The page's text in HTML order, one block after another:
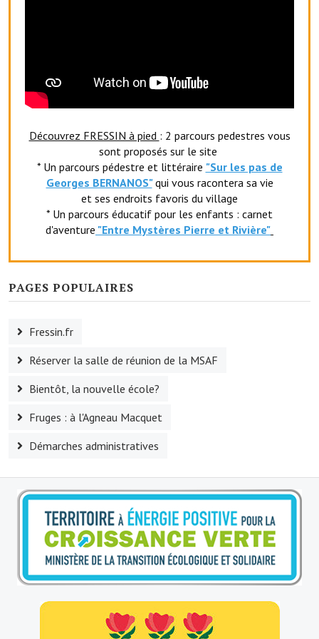
L'office du tourisme
La chèvrerie de la Planquette
Découvrez FRESSIN à pied : 2 parcours pedestres vous
sont proposés sur le site
* Un parcours pédestre et littéraire "Sur les pas de
Georges BERNANOS" qui vous racontera sa vie
et ses endroits favoris du village
* Un parcours éducatif pour les enfants : carnet
d'aventure "Entre Mystères Pierre et Rivière"
PAGES POPULAIRES
Fressin.fr
Réserver la salle de réunion de la MSAF
Bientôt, la nouvelle école?
Fruges : à l'Agneau Macquet
Démarches administratives